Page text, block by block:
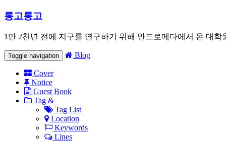
롱고롱고
1만 2천년 전에 지구를 연구하기 위해 안드로메다에서 온 대학
Toggle navigation Blog
Cover
Notice
Guest Book
Tag &
Tag List
Location
Keywords
Lines